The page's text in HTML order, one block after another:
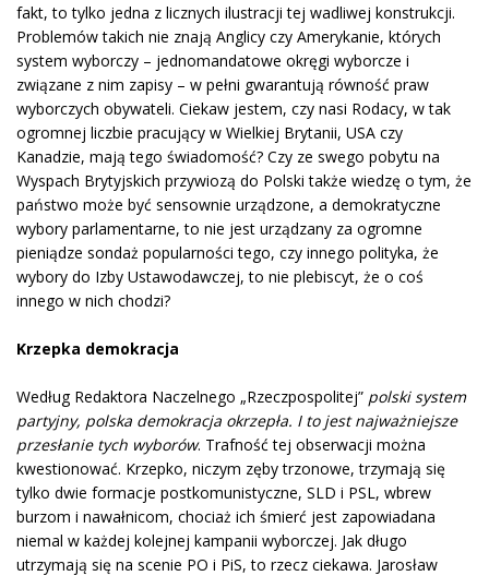
fakt, to tylko jedna z licznych ilustracji tej wadliwej konstrukcji.
Problemów takich nie znają Anglicy czy Amerykanie, których
system wyborczy – jednomandatowe okręgi wyborcze i
związane z nim zapisy – w pełni gwarantują równość praw
wyborczych obywateli. Ciekaw jestem, czy nasi Rodacy, w tak
ogromnej liczbie pracujący w Wielkiej Brytanii, USA czy
Kanadzie, mają tego świadomość? Czy ze swego pobytu na
Wyspach Brytyjskich przywiozą do Polski także wiedzę o tym, że
państwo może być sensownie urządzone, a demokratyczne
wybory parlamentarne, to nie jest urządzany za ogromne
pieniądze sondaż popularności tego, czy innego polityka, że
wybory do Izby Ustawodawczej, to nie plebiscyt, że o coś
innego w nich chodzi?
Krzepka demokracja
Według Redaktora Naczelnego „Rzeczpospolitej” polski system
partyjny, polska demokracja okrzepła. I to jest najważniejsze
przesłanie tych wyborów. Trafność tej obserwacji można
kwestionować. Krzepko, niczym zęby trzonowe, trzymają się
tylko dwie formacje postkomunistyczne, SLD i PSL, wbrew
burzom i nawałnicom, chociaż ich śmierć jest zapowiadana
niemal w każdej kolejnej kampanii wyborczej. Jak długo
utrzymają się na scenie PO i PiS, to rzecz ciekawa. Jarosław